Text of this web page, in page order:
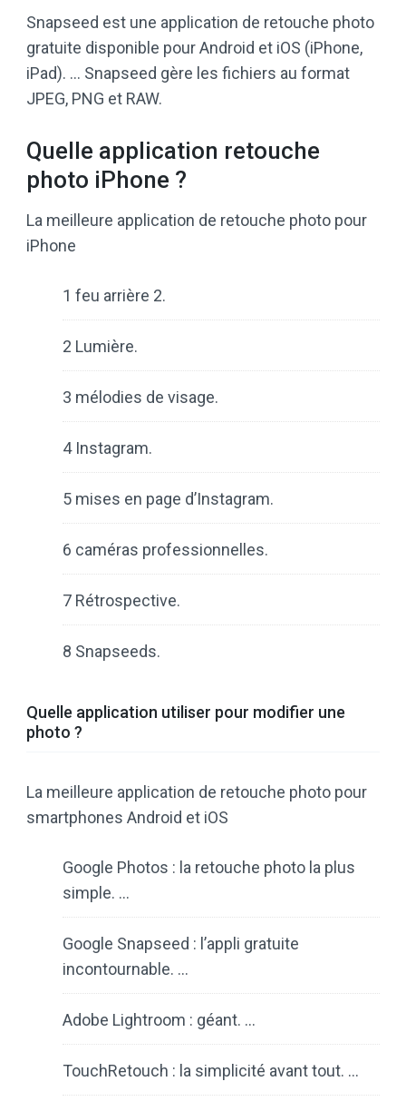
Snapseed est une application de retouche photo
gratuite disponible pour Android et iOS (iPhone,
iPad). … Snapseed gère les fichiers au format
JPEG, PNG et RAW.
Quelle application retouche
photo iPhone ?
La meilleure application de retouche photo pour
iPhone
1 feu arrière 2.
2 Lumière.
3 mélodies de visage.
4 Instagram.
5 mises en page d’Instagram.
6 caméras professionnelles.
7 Rétrospective.
8 Snapseeds.
Quelle application utiliser pour modifier une
photo ?
La meilleure application de retouche photo pour
smartphones Android et iOS
Google Photos : la retouche photo la plus
simple. …
Google Snapseed : l’appli gratuite
incontournable. …
Adobe Lightroom : géant. …
TouchRetouch : la simplicité avant tout. …